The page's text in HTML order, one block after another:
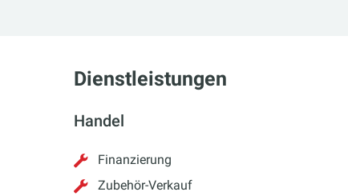
Dienstleistungen
Handel
Finanzierung
Zubehör-Verkauf